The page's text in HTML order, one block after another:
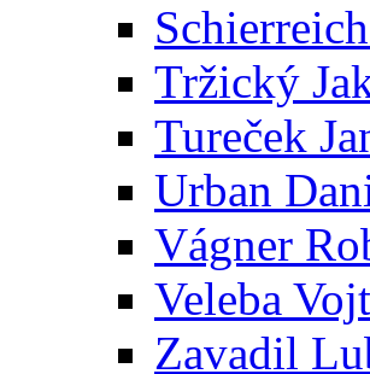
Tržický
Tureček
Urban
Vágner
Veleba
Zavadil